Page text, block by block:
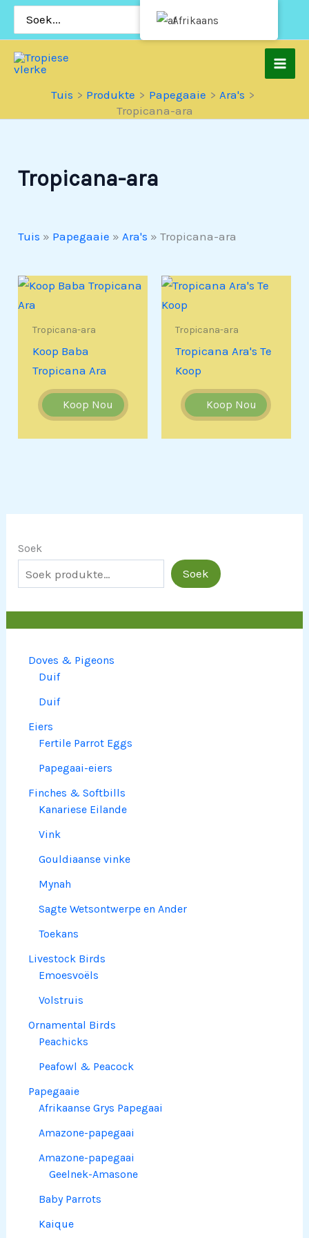
Slaan
inhoud
vir:
Tuis Produkte Papegaaie
Ara's
Tropicana-ara
Soek
Soek
Doves & Pigeons
Duif
Duif
Eiers
Fertile Parrot Eggs
Papegaai-eiers
Finches & Softbills
Kanariese Eilande
Vink
Gouldiaanse vinke
Mynah
Sagte Wetsontwerpe en Ander
Toekans
Livestock Birds
Emoesvoëls
Volstruis
Ornamental Birds
Peachicks
Peafowl & Peacock
Papegaaie
Afrikaanse Grys Papegaai
Amazone-papegaai
Amazone-papegaai
Geelnek-Amasone
Baby Parrots
Kaique
Tropicana-ara
Tuis » Papegaaie »Ara's »Tropicana-ara
Tropicana-ara
Koop Baba
Tropicana Ara
Koop Nou
Tropicana-ara
Tropicana Ara's Te
Koop
Koop Nou
Afrikaans